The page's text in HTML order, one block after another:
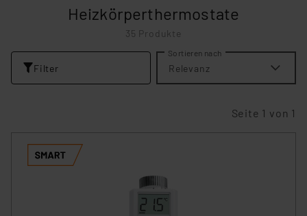
Heizkörperthermostate
35 Produkte
Filter
Sortieren nach
Relevanz
Seite 1 von 1